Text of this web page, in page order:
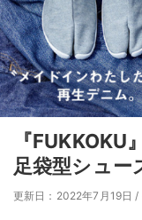
『
足袋型シュー
更新日：2022年7月19日 /